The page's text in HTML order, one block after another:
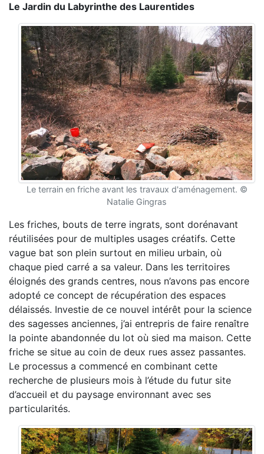
Le Jardin du Labyrinthe des Laurentides
Le terrain en friche avant les travaux d'aménagement. ©
Natalie Gingras
Les friches, bouts de terre ingrats, sont dorénavant
réutilisées pour de multiples usages créatifs. Cette
vague bat son plein surtout en milieu urbain, où
chaque pied carré a sa valeur. Dans les territoires
éloignés des grands centres, nous n’avons pas encore
adopté ce concept de récupération des espaces
délaissés. Investie de ce nouvel intérêt pour la science
des sagesses anciennes, j’ai entrepris de faire renaître
la pointe abandonnée du lot où sied ma maison. Cette
friche se situe au coin de deux rues assez passantes.
Le processus a commencé en combinant cette
recherche de plusieurs mois à l’étude du futur site
d’accueil et du paysage environnant avec ses
particularités.